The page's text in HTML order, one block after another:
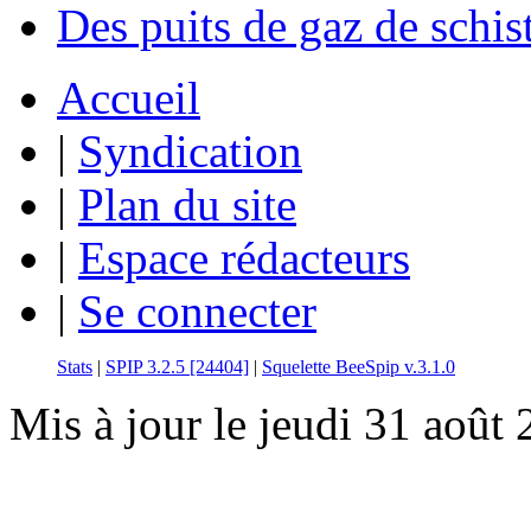
Des puits de gaz de
Accueil
| Syndication
| Plan du site
| Espace rédacteurs
| Se connecter
Stats | SPIP 3.2.5 [24404] | Squelette BeeSpip v.3.1.0
Mis à jour le jeudi 31 août